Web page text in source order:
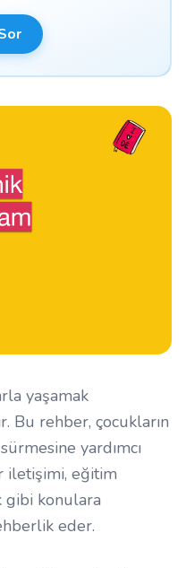
yaşamak
Bu rehber, çocukların
yardımcı
iletişimi, eğitim
gibi konulara
eder.